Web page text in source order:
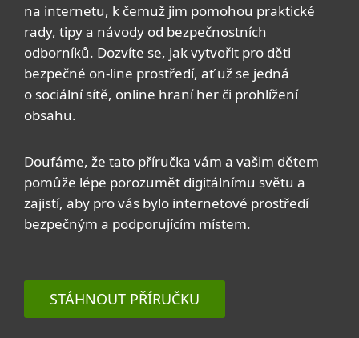
na internetu, k čemuž jim pomohou praktické
rady, tipy a návody od bezpečnostních
odborníků. Dozvíte se, jak vytvořit pro děti
bezpečné on-line prostředí, ať už se jedná
o sociální sítě, online hraní her či prohlížení
obsahu.
Doufáme, že tato příručka vám a vašim dětem
pomůže lépe porozumět digitálnímu světu a
zajistí, aby pro vás bylo internetové prostředí
bezpečným a podporujícím místem.
STÁHNOUT PŘÍRUČKU